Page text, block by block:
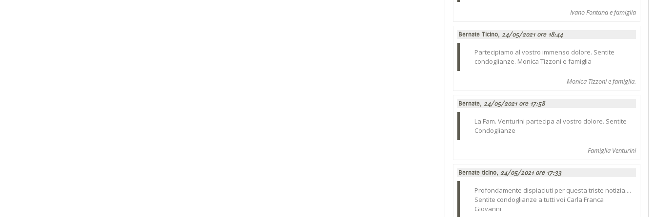
Ivano Fontana e famiglia
Bernate Ticino, 24/05/2021 ore 18:44
Partecipiamo al vostro immenso dolore. Sentite
condoglianze. Monica Tizzoni e famiglia
Monica Tizzoni e famiglia.
Bernate, 24/05/2021 ore 17:58
La Fam. Venturini partecipa al vostro dolore. Sentite
Condoglianze
Famiglia Venturini
Bernate ticino, 24/05/2021 ore 17:33
Profondamente dispiaciuti per questa triste notizia....
Sentite condoglianze a tutti voi Carla Franca
Giovanni